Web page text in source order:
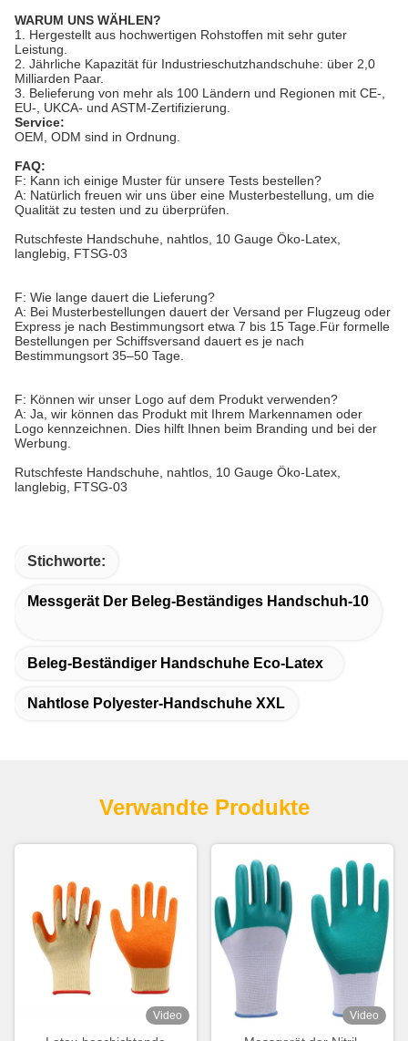
WARUM UNS WÄHLEN?
1. Hergestellt aus hochwertigen Rohstoffen mit sehr guter
Leistung.
2. Jährliche Kapazität für Industrieschutzhandschuhe: über 2,0
Milliarden Paar.
3. Belieferung von mehr als 100 Ländern und Regionen mit CE-,
EU-, UKCA- und ASTM-Zertifizierung.
Service:
OEM, ODM sind in Ordnung.
FAQ:
F: Kann ich einige Muster für unsere Tests bestellen?
A: Natürlich freuen wir uns über eine Musterbestellung, um die
Qualität zu testen und zu überprüfen.
Rutschfeste Handschuhe, nahtlos, 10 Gauge Öko-Latex,
langlebig, FTSG-03
F: Wie lange dauert die Lieferung?
A: Bei Musterbestellungen dauert der Versand per Flugzeug oder
Express je nach Bestimmungsort etwa 7 bis 15 Tage.Für formelle
Bestellungen per Schiffsversand dauert es je nach
Bestimmungsort 35–50 Tage.
F: Können wir unser Logo auf dem Produkt verwenden?
A: Ja, wir können das Produkt mit Ihrem Markennamen oder
Logo kennzeichnen. Dies hilft Ihnen beim Branding und bei der
Werbung.
Rutschfeste Handschuhe, nahtlos, 10 Gauge Öko-Latex,
langlebig, FTSG-03
Stichworte:
Messgerät Der Beleg-Beständiges Handschuh-10
Beleg-Beständiger Handschuhe Eco-Latex
Nahtlose Polyester-Handschuhe XXL
Verwandte Produkte
Video Video